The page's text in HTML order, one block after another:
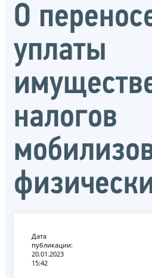
О
уплаты
налогов
Дата
публикации:
20.01.2023
15:42